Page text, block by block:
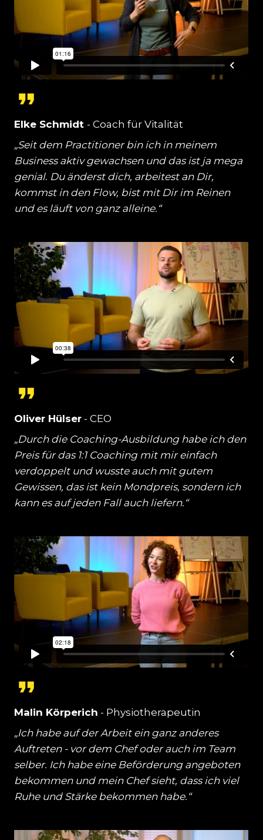
Elke Schmidt - Coach für Vitalität
„Seit dem Practitioner bin ich in meinem
Business aktiv gewachsen und das ist ja mega
genial. Du änderst dich, arbeitest an Dir,
kommst in den Flow, bist mit Dir im Reinen
und es läuft von ganz alleine.“
Oliver Hülser - CEO
„Durch die Coaching-Ausbildung habe ich den
Preis für das 1:1 Coaching mit mir einfach
verdoppelt und wusste auch mit gutem
Gewissen, das ist kein Mondpreis, sondern ich
kann es auf jeden Fall auch liefern.“
Malin Körperich - Physiotherapeutin
„Ich habe auf der Arbeit ein ganz anderes
Auftreten - vor dem Chef oder auch im Team
selber. Ich habe eine Beförderung angeboten
bekommen und mein Chef sieht, dass ich viel
Ruhe und Stärke bekommen habe.“